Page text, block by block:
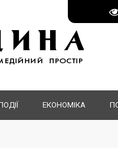
ЕКОНОМІКА